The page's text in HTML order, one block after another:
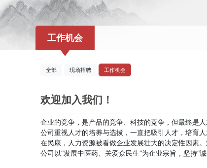
工作机会
全部 现场招聘 工作机会
欢迎加入我们！
企业的竞争，是产品的竞争、科技的竞争，但最终是人
公司重视人才的培养与选拔，一直把吸引人才，培育
在民康，人力资源被看做企业发展壮大的决定性因素
公司以“发展中医药、关爱众民生”为企业宗旨，坚持“